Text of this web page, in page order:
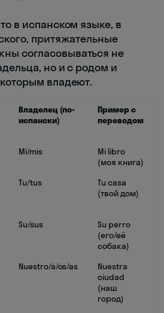
в испанском языке, в
притяжательные
согласовываться не
но и с родом и
владеют.
Владелец (по-
испански)
Пример с
переводом
Mi/mis
Mi libro
(моя книга)
Tu/tus
Tu casa
(твой дом)
Su/sus
Su perro
(его/её
собака)
Nuestro/a/os/as
Nuestra
ciudad
(наш
город)